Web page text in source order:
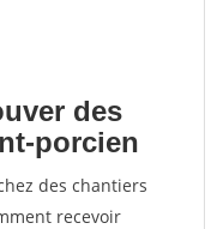
des
porcien
des chantiers
recevoir